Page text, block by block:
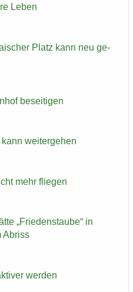
Leben
Platz kann neu ge­
be­sei­ti­gen
wei­ter­ge­hen
mehr flie­gen
„Frie­dens­tau­be“ in
Ab­riss
wer­den